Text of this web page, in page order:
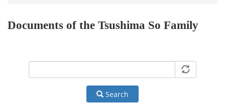
Documents of the Tsushima So Family
Search